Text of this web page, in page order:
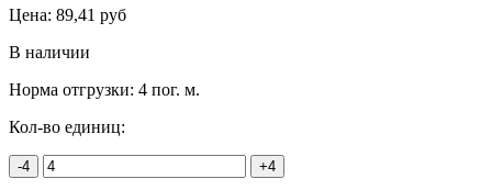
Цена: 89,41 руб
В наличии
Норма отгрузки: 4 пог. м.
Кол-во единиц:
-4 +4